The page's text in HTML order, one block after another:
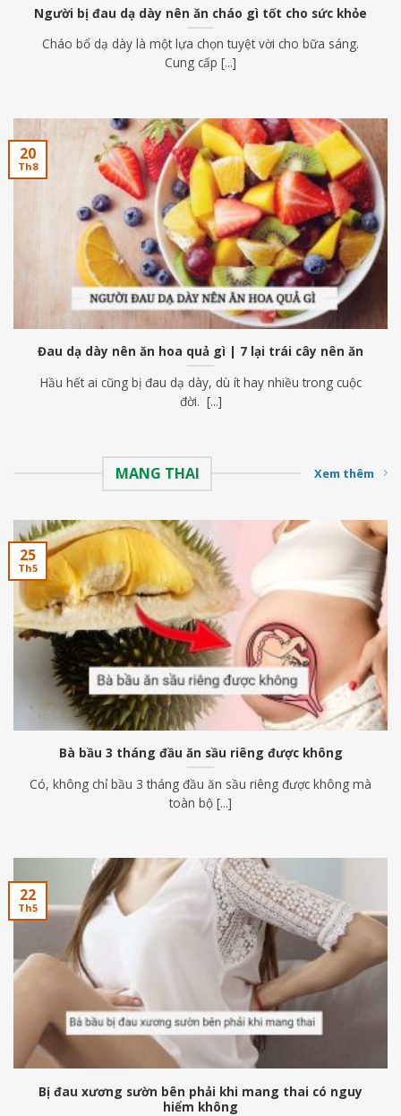
Người bị đau dạ dày nên ăn cháo gì tốt cho sức khỏe
Cháo bổ dạ dày là một lựa chọn tuyệt vời cho bữa sáng.
Cung cấp [...]
Đau dạ dày nên ăn hoa quả gì | 7 lại trái cây nên ăn
Hầu hết ai cũng bị đau dạ dày, dù ít hay nhiều trong cuộc
đời. [...]
20
Th8
MANG THAI Xem thêm
Bà bầu 3 tháng đầu ăn sầu riêng được không
Có, không chỉ bầu 3 tháng đầu ăn sầu riêng được không mà
toàn bộ [...]
25
Th5
Bị đau xương sườn bên phải khi mang thai có nguy
hiểm không
22
Th5